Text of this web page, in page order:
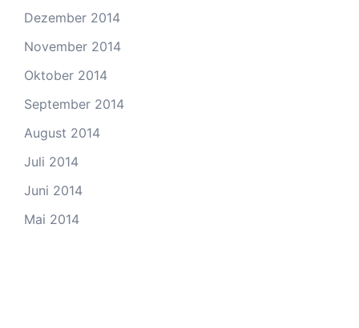
Dezember 2014
November 2014
Oktober 2014
September 2014
August 2014
Juli 2014
Juni 2014
Mai 2014